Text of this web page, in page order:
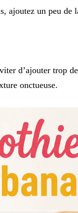
ajoutez un peu
d’ajouter trop
onctueuse.